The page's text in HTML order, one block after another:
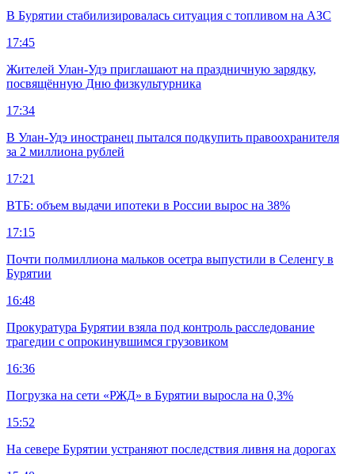
В Бурятии стабилизировалась ситуация с топливом на АЗС
17:45
Жителей Улан-Удэ приглашают на праздничную зарядку,
посвящённую Дню физкультурника
17:34
В Улан-Удэ иностранец пытался подкупить правоохранителя
за 2 миллиона рублей
17:21
ВТБ: объем выдачи ипотеки в России вырос на 38%
17:15
Почти полмиллиона мальков осетра выпустили в Селенгу в
Бурятии
16:48
Прокуратура Бурятии взяла под контроль расследование
трагедии с опрокинувшимся грузовиком
16:36
Погрузка на сети «РЖД» в Бурятии выросла на 0,3%
15:52
На севере Бурятии устраняют последствия ливня на дорогах